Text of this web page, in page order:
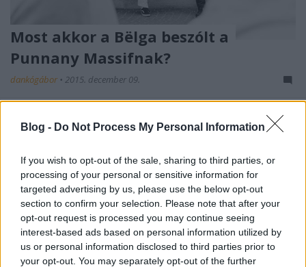
Blog - Do Not Process My Personal Information
If you wish to opt-out of the sale, sharing to third parties, or
processing of your personal or sensitive information for
targeted advertising by us, please use the below opt-out
section to confirm your selection. Please note that after your
opt-out request is processed you may continue seeing
interest-based ads based on personal information utilized by
us or personal information disclosed to third parties prior to
your opt-out. You may separately opt-out of the further
Most akkor a Bëlga beszólt a
Punnany Massifnak?
dankógábor • 2015. december 09.